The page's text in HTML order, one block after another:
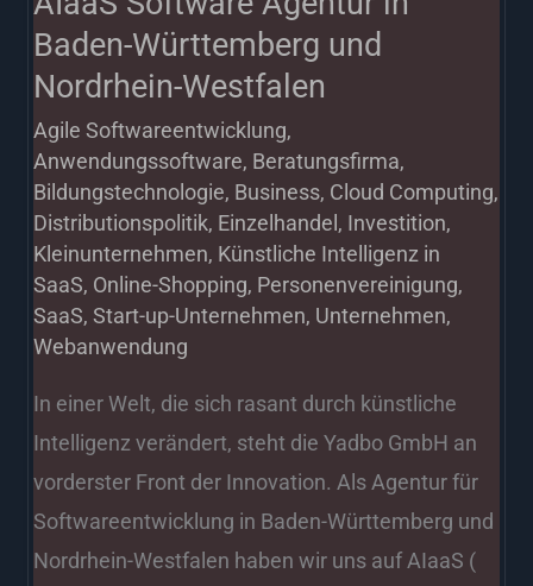
Baden-Württemberg und
Nordrhein-Westfalen
Agile Softwareentwicklung,
Anwendungssoftware, Beratungsfirma,
Bildungstechnologie, Business, Cloud Computing,
Distributionspolitik, Einzelhandel , Investition,
Kleinunternehmen, Künstliche Intelligenz in
SaaS, Online-Shopping, Personenvereinigung,
SaaS,Start-up-Unternehmen, Unternehmen,
Webanwendung
In einer Welt, die sich rasant durch künstliche
Intelligenz verändert, steht die Yadbo GmbH an
vorderster Front der Innovation. Als Agentur für
Softwareentwicklung in Baden-Württemberg und
Nordrhein-Westfalen haben wir uns auf AIaaS (
Westfalen